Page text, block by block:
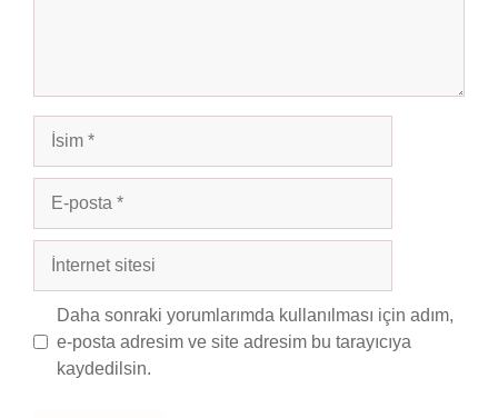
İsim
posta
İnternet
Daha sonraki yorumlarımda kullanılması için adım,
e-posta adresim ve site adresim bu tarayıcıya
kaydedilsin.